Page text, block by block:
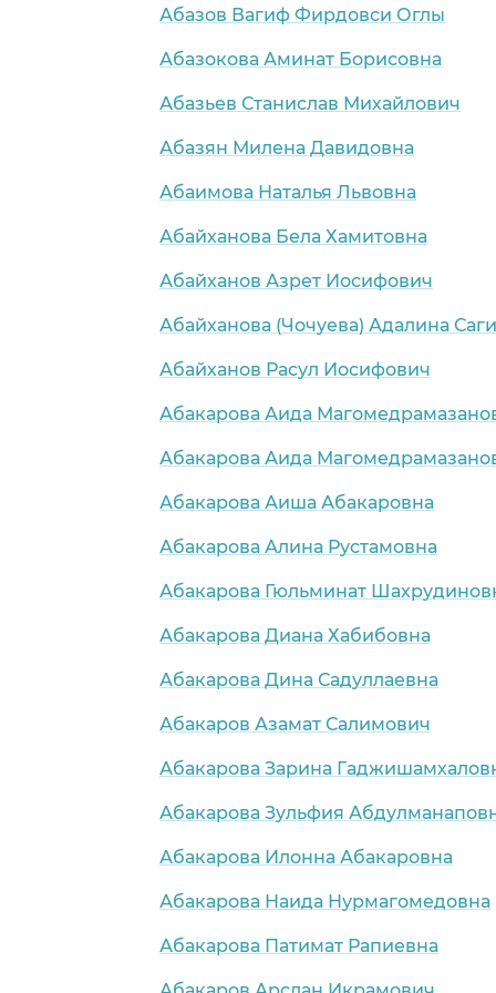
Абазов Вагиф Фирдовси Оглы
Абазокова Аминат Борисовна
Абазьев Станислав Михайлович
Абазян Милена Давидовна
Абаимова Наталья Львовна
Абайханова Бела Хамитовна
Абайханов Азрет Иосифович
Абайханова (Чочуева) Адалина
Абайханов Расул Иосифович
Абакарова Аида
Абакарова Аида
Абакарова Аиша Абакаровна
Абакарова Алина Рустамовна
Абакарова Гюльминат
Абакарова Диана Хабибовна
Абакарова Дина Садуллаевна
Абакаров Азамат Салимович
Абакарова Зарина
Абакарова Зульфия
Абакарова Илонна Абакаровна
Абакарова Наида Нурмагомедовна
Абакарова Патимат Рапиевна